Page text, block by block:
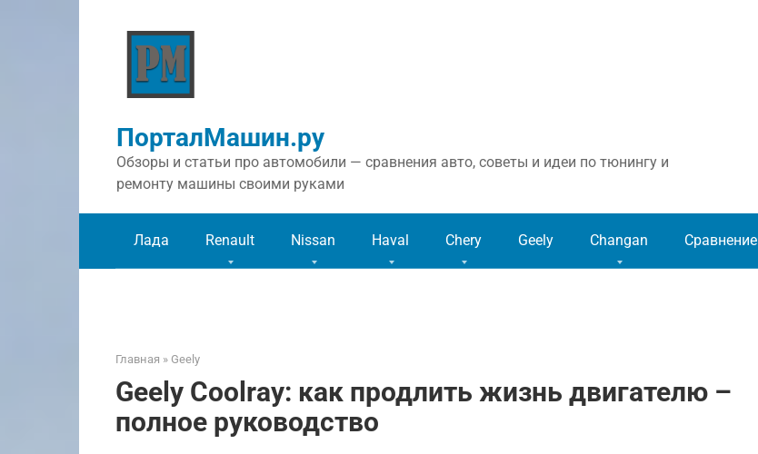
ПорталМашин.ру
Обзоры и статьи про автомобили — сравнения авто, советы и идеи по тюнингу и
ремонту машины своими руками
Лада Renault Nissan Haval Chery Geely Changan Сравнение
Главная » Geely
Geely Coolray: как продлить жизнь двигателю –
полное руководство